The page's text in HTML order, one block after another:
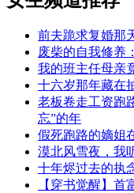
前夫跪求复婚那
废柴的自我修养
我的班主任母亲
十六岁那年藏在
老板卷走工资跑
忘”的年
假死跑路的嫡姐
漠北风雪夜，我
十年烬过去的执
【穿书觉醒】